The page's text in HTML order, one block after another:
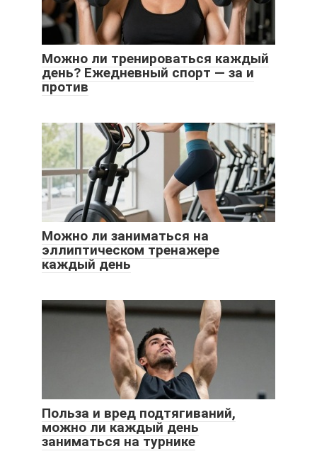
Можно ли тренироваться каждый
день? Ежедневный спорт — за и
против
Можно ли заниматься на
эллиптическом тренажере
каждый день
Польза и вред подтягиваний,
можно ли каждый день
заниматься на турнике